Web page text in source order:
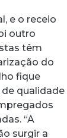
e o receio
outro
têm
do
fique
qualidade
“A
surgir a